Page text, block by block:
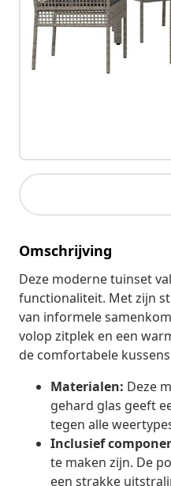
Omschrijving
Deze moderne tuinset
functionaliteit. Met zijn
van informele
volop zitplek en een
de comfortabele
Materialen: Deze
gehard glas geeft
tegen alle
Inclusief
te maken zijn. De
een strakke